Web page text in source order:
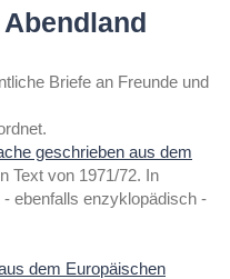
Briefe an Freunde und
geschrieben aus dem
Text von 1971/72. In
ebenfalls enzyklopädisch -
dem Europäischen